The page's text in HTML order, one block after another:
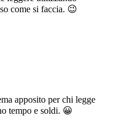
come si faccia. 😉
apposito per chi legge
tempo e soldi. 😀